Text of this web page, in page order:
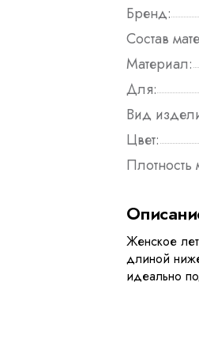
Бренд:
Состав
Материал:
Для:
Вид
Цвет:
Плотность
Женское
длиной
идеально